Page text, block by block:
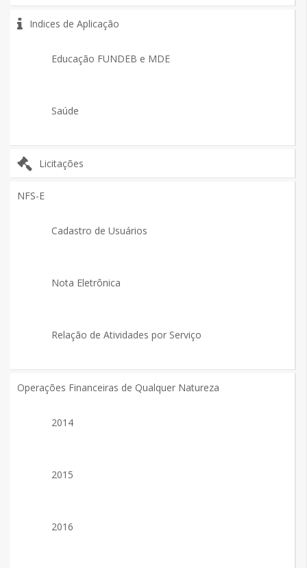
Indices de Aplicação
Educação FUNDEB e MDE
Saúde
Licitações
NFS-E
Cadastro de Usuários
Nota Eletrônica
Relação de Atividades por Serviço
Operações Financeiras de Qualquer Natureza
2014
2015
2016